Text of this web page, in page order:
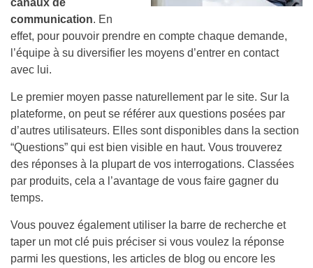
communication. En
effet, pour pouvoir prendre en compte chaque demande,
l’équipe à su diversifier les moyens d’entrer en contact
avec lui.
Le premier moyen passe naturellement par le site. Sur la
plateforme, on peut se référer aux questions posées par
d’autres utilisateurs. Elles sont disponibles dans la section
“Questions” qui est bien visible en haut. Vous trouverez
des réponses à la plupart de vos interrogations. Classées
par produits, cela a l’avantage de vous faire gagner du
temps.
Vous pouvez également utiliser la barre de recherche et
taper un mot clé puis préciser si vous voulez la réponse
parmi les questions, les articles de blog ou encore les